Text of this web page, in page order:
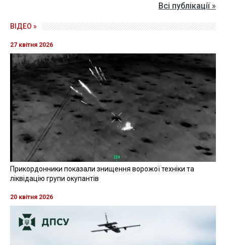
Всі публікації »
ВІДЕО »
27 квітня 2026
Прикордонники показали знищення ворожої техніки та
ліквідацію групи окупантів
20 квітня 2026